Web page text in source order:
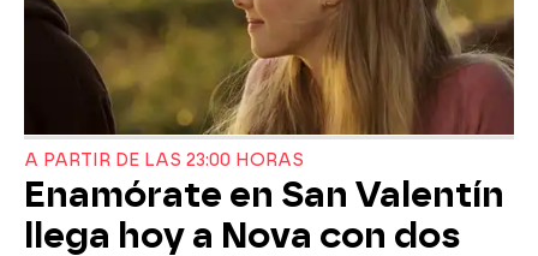
A PARTIR DE LAS 23:00 HORAS
Enamórate en San Valentín
llega hoy a Nova con dos